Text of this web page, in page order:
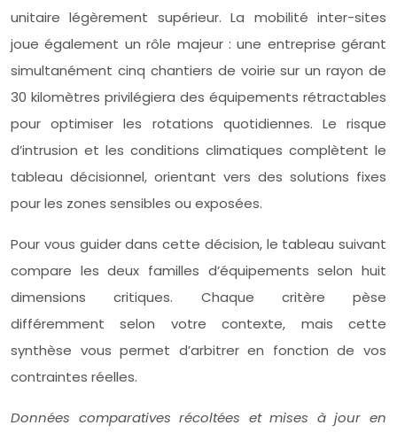
unitaire légèrement supérieur. La mobilité inter-sites
joue également un rôle majeur : une entreprise gérant
simultanément cinq chantiers de voirie sur un rayon de
30 kilomètres privilégiera des équipements rétractables
pour optimiser les rotations quotidiennes. Le risque
d’intrusion et les conditions climatiques complètent le
tableau décisionnel, orientant vers des solutions fixes
pour les zones sensibles ou exposées.
Pour vous guider dans cette décision, le tableau suivant
compare les deux familles d’équipements selon huit
dimensions critiques. Chaque critère pèse
différemment selon votre contexte, mais cette
synthèse vous permet d’arbitrer en fonction de vos
contraintes réelles.
Données comparatives récoltées et mises à jour en